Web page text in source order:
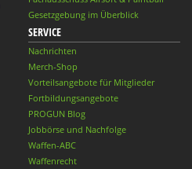
Gesetzgebung im Überblick
SERVICE
Nachrichten
Merch-Shop
Vorteilsangebote für Mitglieder
Fortbildungsangebote
PROGUN Blog
Jobbörse und Nachfolge
Waffen-ABC
Waffenrecht